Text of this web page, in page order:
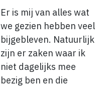
Er is mij van alles wat
we gezien hebben veel
bijgebleven. Natuurlijk
zijn er zaken waar ik
niet dagelijks mee
bezig ben en die